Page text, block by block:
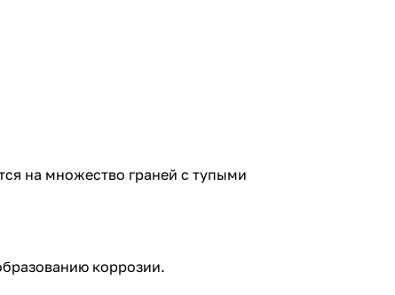
на множество граней с тупыми
коррозии.